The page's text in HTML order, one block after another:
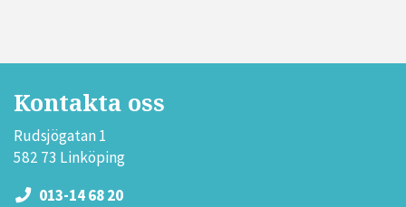
Kontakta oss
Rudsjögatan 1
582 73 Linköping
013-14 68 20